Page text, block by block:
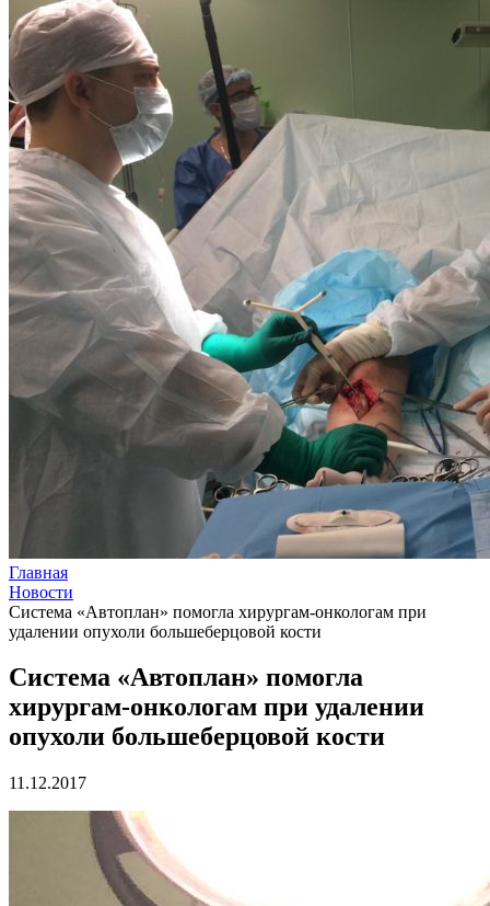
Главная
Новости
Система «Автоплан» помогла хирургам-онкологам при
удалении опухоли большеберцовой кости
Система «Автоплан» помогла
хирургам-онкологам при удалении
опухоли большеберцовой кости
11.12.2017